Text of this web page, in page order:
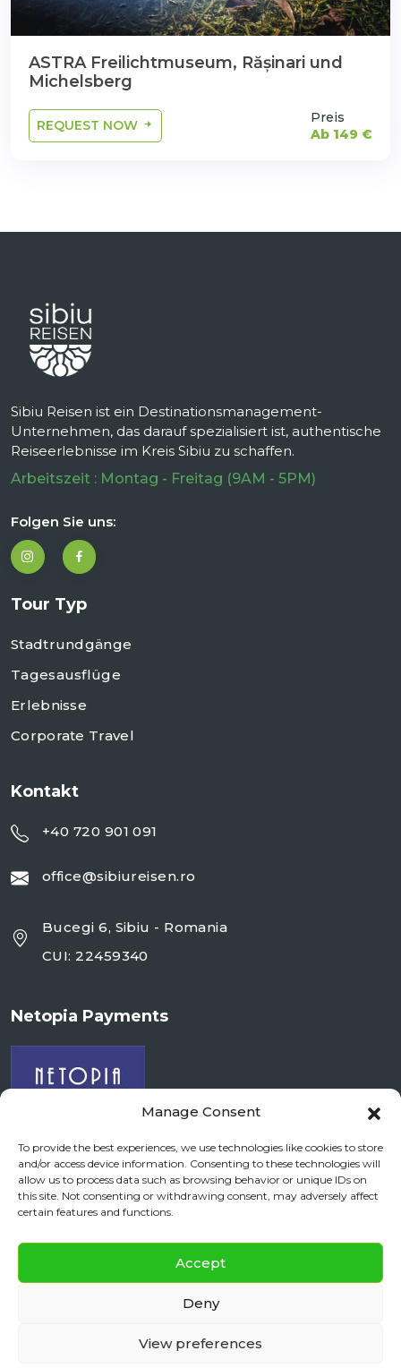
Manage Consent
To provide the best experiences, we use technologies like cookies to store
and/or access device information. Consenting to these technologies will
allow us to process data such as browsing behavior or unique IDs on
this site. Not consenting or withdrawing consent, may adversely affect
certain features and functions.
Accept
Deny
View preferences
ASTRA Freilichtmuseum, Rășinari und
Michelsberg
REQUEST NOW
Preis
Ab 149 €
Sibiu Reisen ist ein Destinationsmanagement-
Unternehmen, das darauf spezialisiert ist, authentische
Reiseerlebnisse im Kreis Sibiu zu schaffen.
Arbeitszeit : Montag - Freitag (9AM - 5PM)
Folgen Sie uns:
Tour Typ
Stadtrundgänge
Tagesausflüge
Erlebnisse
Corporate Travel
Kontakt
+40 720 901 091
office@sibiureisen.ro
Bucegi 6, Sibiu - Romania
CUI: 22459340
Netopia Payments
Documente si Informații Legale
daily floating
Daily City Tour
BOOK NOW
✕